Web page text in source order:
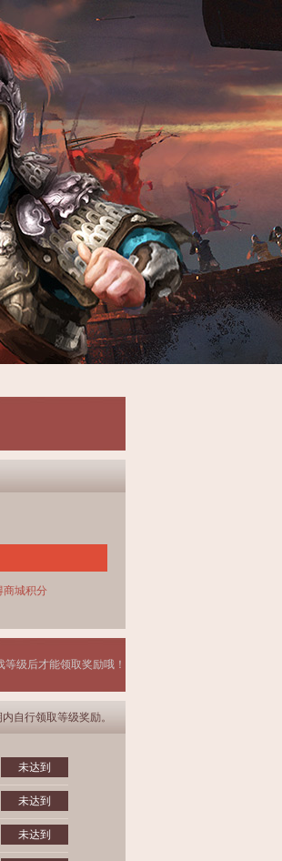
商城积分
级后才能领取奖励哦！
自行领取等级奖励。
未达到
未达到
未达到